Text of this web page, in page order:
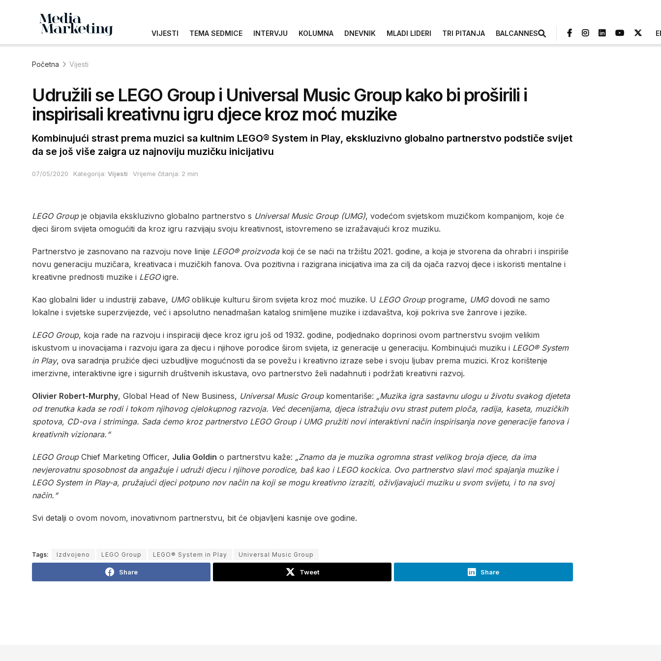
VIJESTI TEMA SEDMICE INTERVJU KOLUMNA DNEVNIK MLADI LIDERI TRI PITANJA BALCANNES
Početna Vijesti
Udružili se LEGO Group i Universal Music Group kako bi proširili i
inspirisali kreativnu igru djece kroz moć muzike
Kombinujući strast prema muzici sa kultnim LEGO® System in Play, ekskluzivno globalno partnerstvo podstiče svijet
da se još više zaigra uz najnoviju muzičku inicijativu
07/05/2020 Kategorija: Vijesti Vrijeme čitanja: 2 min
LEGO Groupje objavila ekskluzivno globalno partnerstvo s Universal Music Group (UMG), vodećom svjetskom muzičkom kompanijom, koje će
djeci širom svijeta omogućiti da kroz igru razvijaju svoju kreativnost, istovremeno se izražavajući kroz muziku.
Partnerstvo je zasnovano na razvoju nove linije LEGO® proizvodakoji će se naći na tržištu 2021. godine, a koja je stvorena da ohrabri i inspiriše
novu generaciju muzičara, kreativaca i muzičkih fanova. Ova pozitivna i razigrana inicijativa ima za cilj da ojača razvoj djece i iskoristi mentalne i
kreativne prednosti muzike i LEGOigre.
Kao globalni lider u industriji zabave, UMGoblikuje kulturu širom svijeta kroz moć muzike. U LEGO Groupprograme, UMGdovodi ne samo
lokalne i svjetske superzvijezde, već i apsolutno nenadmašan katalog snimljene muzike i izdavaštva, koji pokriva sve žanrove i jezike.
LEGO Group, koja rade na razvoju i inspiraciji djece kroz igru još od 1932. godine, podjednako doprinosi ovom partnerstvu svojim velikim
iskustvom u inovacijama i razvoju igara za djecu i njihove porodice širom svijeta, iz generacije u generaciju. Kombinujući muziku i LEGO® System
in Play, ova saradnja pružiće djeci uzbudljive mogućnosti da se povežu i kreativno izraze sebe i svoju ljubav prema muzici. Kroz korištenje
imerzivne, interaktivne igre i sigurnih društvenih iskustava, ovo partnerstvo želi nadahnuti i podržati kreativni razvoj.
Olivier Robert-Murphy, Global Head of New Business, Universal Music Group komentariše: „Muzika igra sastavnu ulogu u životu svakog djeteta
od trenutka kada se rodi i tokom njihovog cjelokupnog razvoja. Već decenijama, djeca istražuju ovu strast putem ploča, radija, kaseta, muzičkih
spotova, CD-ova i striminga. Sada ćemo kroz partnerstvo LEGO Group i UMG pružiti novi interaktivni način inspirisanja nove generacije fanova i
kreativnih vizionara.“
LEGO GroupChief Marketing Officer, Julia Goldin o partnerstvu kaže: „Znamo da je muzika ogromna strast velikog broja djece, da ima
nevjerovatnu sposobnost da angažuje i udruži djecu i njihove porodice, baš kao i LEGO kockica. Ovo partnerstvo slavi moć spajanja muzike i
LEGO System in Play-a, pružajući djeci potpuno nov način na koji se mogu kreativno izraziti, oživljavajući muziku u svom svijetu, i to na svoj
način.“
Svi detalji o ovom novom, inovativnom partnerstvu, bit će objavljeni kasnije ove godine.
Tags: Izdvojeno LEGO Group LEGO® System in Play Universal Music Group
Share Tweet Share